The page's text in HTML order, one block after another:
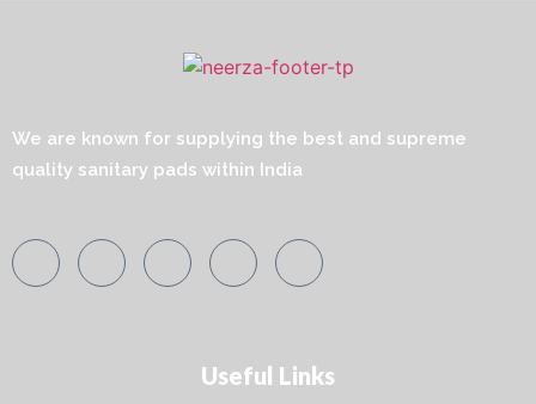
We are known for supplying the best and supreme
quality sanitary pads within India
Useful Links